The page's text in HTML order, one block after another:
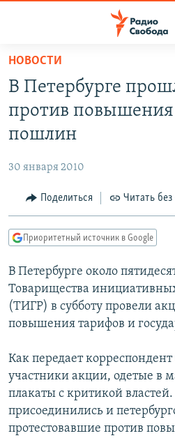
упрощенного
доступа
основному
Вернутся
Вернутся
поиску
ПРОГРАММЫ
ПОДКАСТЫ
АВТОРСКИЕ ПРОЕКТЫ
МНЕНИЯ
КУЛЬТУРА
КАВКАЗ.РЕАЛИИ
СЕВЕР.РЕАЛИИ
СИБИРЬ.РЕАЛИИ
РАСПИСАНИЕ ВЕЩАНИЯ
ПОДПИШИТЕСЬ НА
НОВОСТИ
В Петербурге
против
пошлин
30 января 2010
Поделиться Читать без
Приоритетный источник в Google
В Петербурге около
Товарищества
(ТИГР) в субботу провели
повышения тарифов и
Как передает
участники акции, одетые в
плакаты с критикой
присоединились и
протестовавшие против